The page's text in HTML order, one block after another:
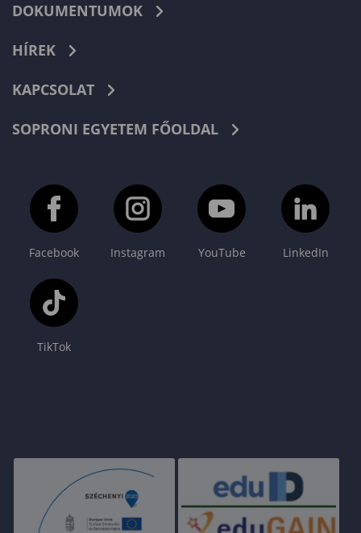
DOKUMENTUMOK
HÍREK
KAPCSOLAT
SOPRONI EGYETEM FŐOLDAL
Facebook Instagram YouTube LinkedIn
TikTok